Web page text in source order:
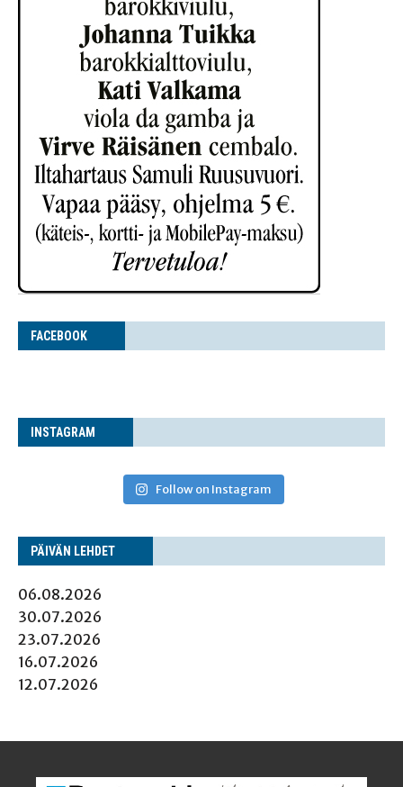
FACE­BOOK
INS­TA­GRAM
Follow on Instagram
PÄI­VÄN LEHDET
06.08.2026
30.07.2026
23.07.2026
16.07.2026
12.07.2026